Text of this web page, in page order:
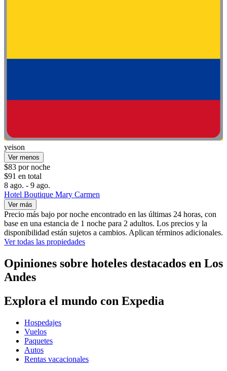
yeison
Ver menos
$83 por noche
$91 en total
8 ago. - 9 ago.
Hotel Boutique Mary Carmen
Ver más
Precio más bajo por noche encontrado en las últimas 24 horas, con
base en una estancia de 1 noche para 2 adultos. Los precios y la
disponibilidad están sujetos a cambios. Aplican términos adicionales.
Ver todas las propiedades
Opiniones sobre hoteles destacados en Los
Andes
Explora el mundo con Expedia
Hospedajes
Vuelos
Paquetes
Autos
Rentas vacacionales